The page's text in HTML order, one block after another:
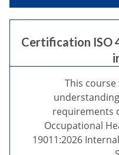
Certification ISO
This
requirements
Occupational
19011:2026